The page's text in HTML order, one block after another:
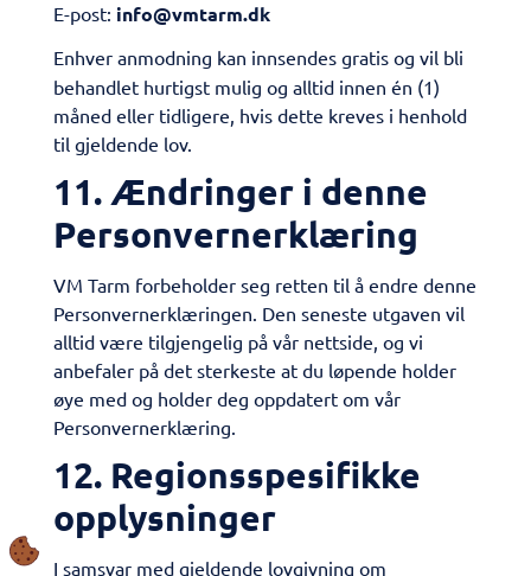
E-post: info@vmtarm.dk
Enhver anmodning kan innsendes gratis og vil bli
behandlet hurtigst mulig og alltid innen én (1)
måned eller tidligere, hvis dette kreves i henhold
til gjeldende lov.
11. Ændringer i denne
Personvernerklæring
VM Tarm forbeholder seg retten til å endre denne
Personvernerklæringen. Den seneste utgaven vil
alltid være tilgjengelig på vår nettside, og vi
anbefaler på det sterkeste at du løpende holder
øye med og holder deg oppdatert om vår
Personvernerklæring.
12. Regionsspesifikke
opplysninger
I samsvar med gjeldende lovgivning om